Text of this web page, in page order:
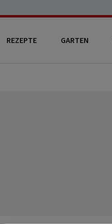
REZEPTE GARTEN